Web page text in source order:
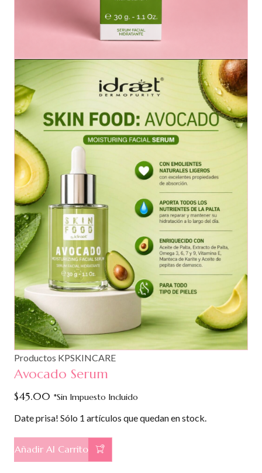
Productos KPSKINCARE
Avocado Serum
$45.00 *Sin Impuesto Incluido
Date prisa! Sólo 1 artículos que quedan en stock.
Añadir Al Carrito